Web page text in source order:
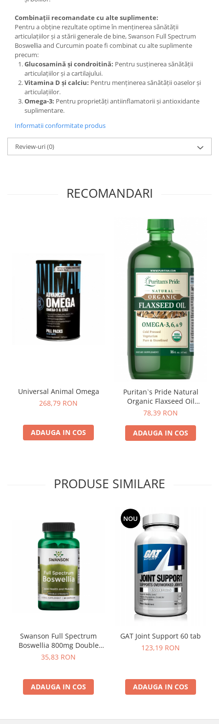
Combinații recomandate cu alte suplimente:
Pentru a obține rezultate optime în menținerea sănătății
articulațiilor și a stării generale de bine, Swanson Full Spectrum
Boswellia and Curcumin poate fi combinat cu alte suplimente
precum:
Glucosamină și condroitină: Pentru susținerea sănătății
articulațiilor și a cartilajului.
Vitamina D și calciu: Pentru menținerea sănătății oaselor și
articulațiilor.
Omega-3: Pentru proprietăți antiinflamatorii și antioxidante
suplimentare.
Informatii conformitate produs
Review-uri(0)
RECOMANDARI
Universal Animal Omega
268,79 RON
ADAUGA IN COS
Puritan`s Pride Natural
Organic Flaxseed Oil
(omega 3-6-9) 473 ml
78,39 RON
ADAUGA IN COS
PRODUSE SIMILARE
Swanson Full Spectrum
Boswellia 800mg Double
Strength 60 caps
35,83 RON
ADAUGA IN COS
NOU
GAT Joint Support 60 tab
123,19 RON
ADAUGA IN COS